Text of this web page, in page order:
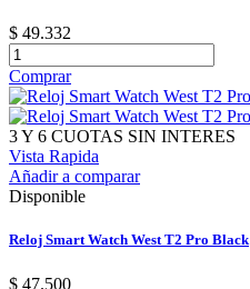
$ 49.332
Comprar
3 Y 6 CUOTAS SIN INTERES
Vista Rapida
Añadir a comparar
Disponible
Reloj Smart Watch West T2 Pro Black
$ 47.500